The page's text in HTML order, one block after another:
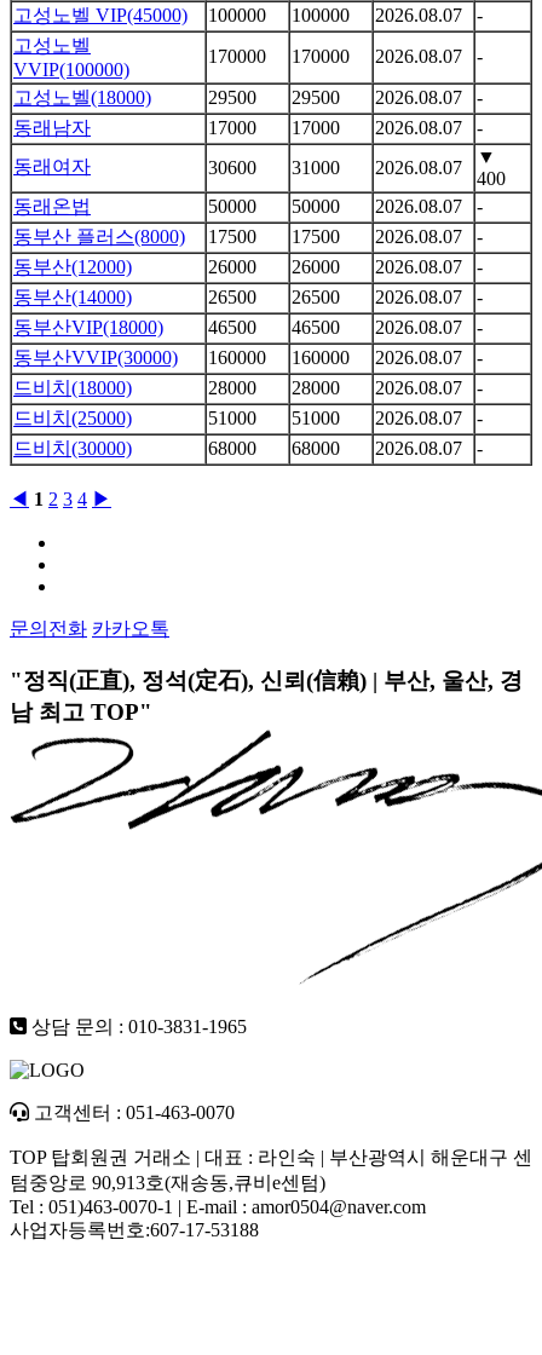
고성노벨 VIP(45000)
100000 100000 2026.08.07
-
고성노벨
VVIP(100000)
170000 170000 2026.08.07
-
고성노벨(18000)
29500 29500 2026.08.07
-
동래남자
17000 17000 2026.08.07
-
동래여자
30600 31000 2026.08.07
▼
400
동래온법
50000 50000 2026.08.07
-
동부산 플러스(8000)
17500 17500 2026.08.07
-
동부산(12000)
26000 26000 2026.08.07
-
동부산(14000)
26500 26500 2026.08.07
-
동부산VIP(18000)
46500 46500 2026.08.07
-
동부산VVIP(30000)
160000 160000 2026.08.07
-
드비치(18000)
28000 28000 2026.08.07
-
드비치(25000)
51000 51000 2026.08.07
-
드비치(30000)
68000 68000 2026.08.07 -
◀ 1 2 3 4 ▶
문의전화 카카오톡
"정직(正直), 정석(定石), 신뢰(信賴) | 부산, 울산, 경
남 최고 TOP"
상담 문의 : 010-3831-1965
고객센터 : 051-463-0070
TOP 탑회원권 거래소 | 대표 : 라인숙 | 부산광역시 해운대구 센
텀중앙로 90,913호(재송동,큐비e센텀)
Tel : 051)463-0070-1 | E-mail : amor0504@naver.com
사업자등록번호:607-17-53188